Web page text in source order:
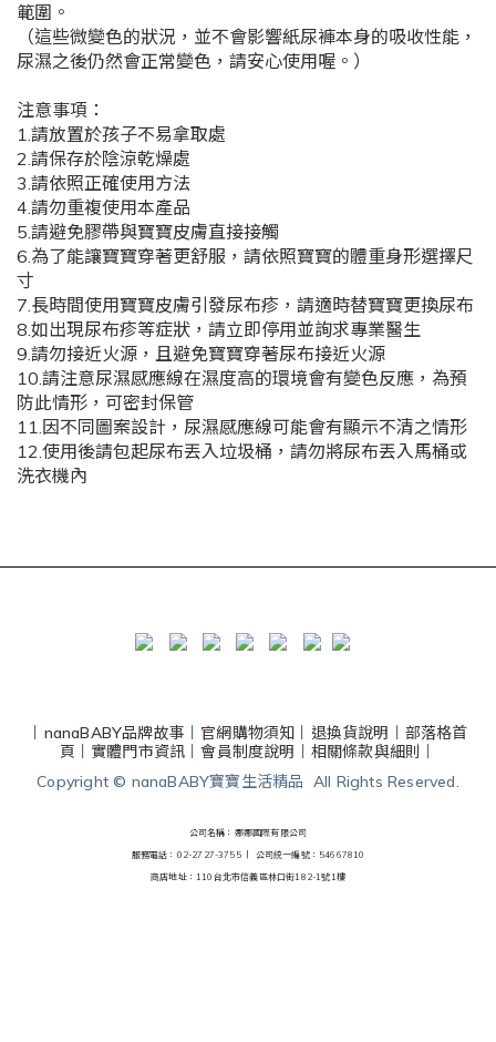
範圍。
（這些微變色的狀況，並不會影響紙尿褲本身的吸收性能，
尿濕之後仍然會正常變色，請安心使用喔。）
注意事項：
1.請放置於孩子不易拿取處
2.請保存於陰涼乾燥處
3.請依照正確使用方法
4.請勿重複使用本產品
5.請避免膠帶與寶寶皮膚直接接觸
6.為了能讓寶寶穿著更舒服，請依照寶寶的體重身形選擇尺
寸
7.長時間使用寶寶皮膚引發尿布疹，請適時替寶寶更換尿布
8.如出現尿布疹等症狀，請立即停用並詢求專業醫生
9.請勿接近火源，且避免寶寶穿著尿布接近火源
10.請注意尿濕感應線在濕度高的環境會有變色反應，為預
防此情形，可密封保管
11.因不同圖案設計，尿濕感應線可能會有顯示不清之情形
12.使用後請包起尿布丟入垃圾桶，請勿將尿布丟入馬桶或
洗衣機內
nanaBABY品牌故事 官網購物須知 退換貨說明
部落格首
頁
實體門市資訊 丨會員制度說明 相關條款與細則
Copyright © nanaBABY寶寶生活精品 All Rights Reserved.
公司名稱：娜娜國際有限公司
服務電話：02-2727-3755 丨 公司統一編號：54667810
商店地址：110台北市信義區林口街182-1號1樓